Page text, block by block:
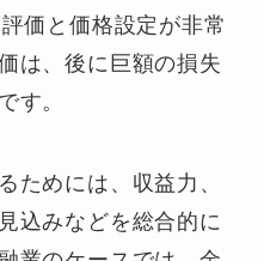
価と価格設定が非常
は、後に巨額の損失
す。
ためには、収益力、
込みなどを総合的に